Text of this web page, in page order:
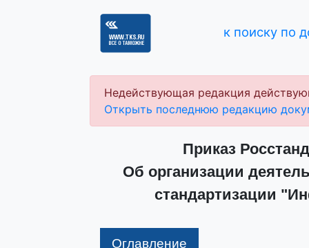
к поиску по
Недействующая редакция
Открыть последнюю редакцию
Приказ
Об организации
стандартизации
Оглавление